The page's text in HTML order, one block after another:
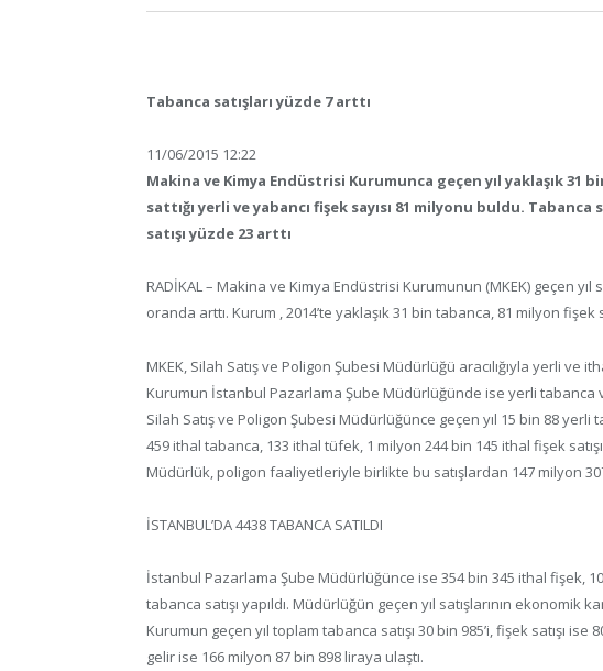
Tabanca satışları yüzde 7 arttı
11/06/2015 12:22
Makina ve Kimya Endüstrisi Kurumunca geçen yıl yaklaşık 31
sattığı yerli ve yabancı fişek sayısı 81 milyonu buldu.
satışı yüzde 23 arttı
RADİKAL – Makina ve Kimya Endüstrisi Kurumunun (MKEK) geçen
oranda arttı. Kurum , 2014’te yaklaşık 31 bin tabanca, 81 milyon fişek
MKEK, Silah Satış ve Poligon Şubesi Müdürlüğü aracılığıyla yerli ve
Kurumun İstanbul Pazarlama Şube Müdürlüğünde ise yerli tabanca
Silah Satış ve Poligon Şubesi Müdürlüğünce geçen yıl 15 bin 88
459 ithal tabanca, 133 ithal tüfek, 1 milyon 244 bin 145 ithal fişek
Müdürlük, poligon faaliyetleriyle birlikte bu satışlardan 147 milyon
İSTANBUL’DA 4438 TABANCA SATILDI
İstanbul Pazarlama Şube Müdürlüğünce ise 354 bin 345 ithal fişek,
tabanca satışı yapıldı. Müdürlüğün geçen yıl satışlarının ekonomik
Kurumun geçen yıl toplam tabanca satışı 30 bin 985’i, fişek satışı
gelir ise 166 milyon 87 bin 898 liraya ulaştı.